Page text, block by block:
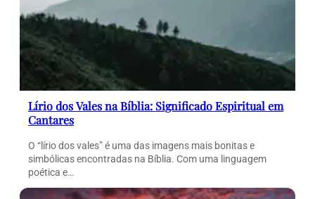
Lírio dos Vales na Bíblia: Significado Espiritual em
Cantares
O “lírio dos vales” é uma das imagens mais bonitas e
simbólicas encontradas na Bíblia. Com uma linguagem
poética e…